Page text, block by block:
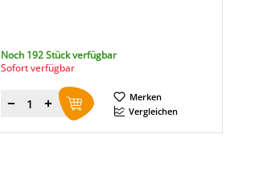
Noch 192 Stück verfügbar
Sofort verfügbar
Menge
Merken
Vergleichen